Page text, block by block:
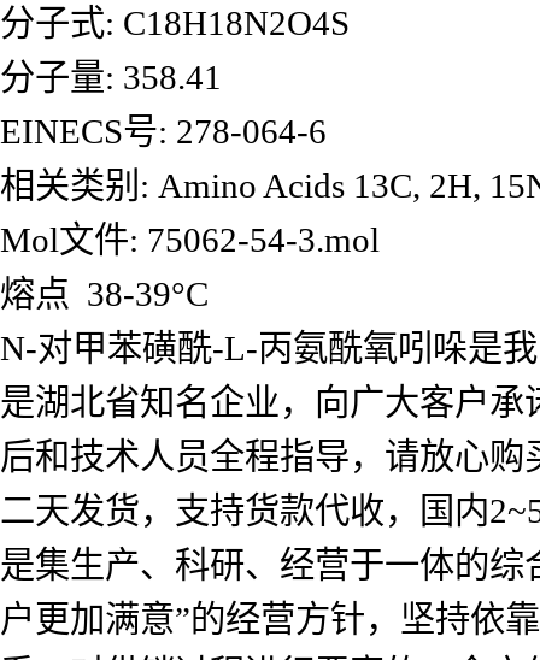
分子式: C18H18N2O4S
分子量: 358.41
EINECS号: 278-064-6
相关类别: Amino Acids 13C, 2H,
Mol文件: 75062-54-3.mol
熔点 38-39°C
N-对甲苯磺酰-L-丙氨酰氧吲哚是
是湖北省知名企业，向广大客户
后和技术人员全程指导，请放心
二天发货，支持货款代收，国内
是集生产、科研、经营于一体的
户更加满意”的经营方针，坚持依